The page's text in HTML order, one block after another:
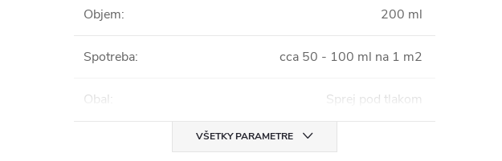
Objem: 200 ml
Spotreba: cca 50 - 100 ml na 1 m2
Obal: Sprej pod tlakom
VŠETKY PARAMETRE